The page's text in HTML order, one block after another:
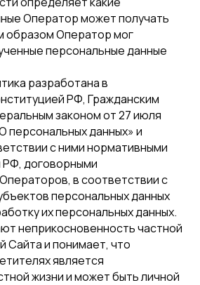
Оператор может получать
образом Оператор мог
персональные данные
разработана в
РФ, Гражданским
законом от 27 июля
персональных данных» и
с ними нормативными
РФ, договорными
в соответствии с
персональных данных
их персональных данных.
неприкосновенность частной
Сайта и понимает, что
является
жизни и может быть личной